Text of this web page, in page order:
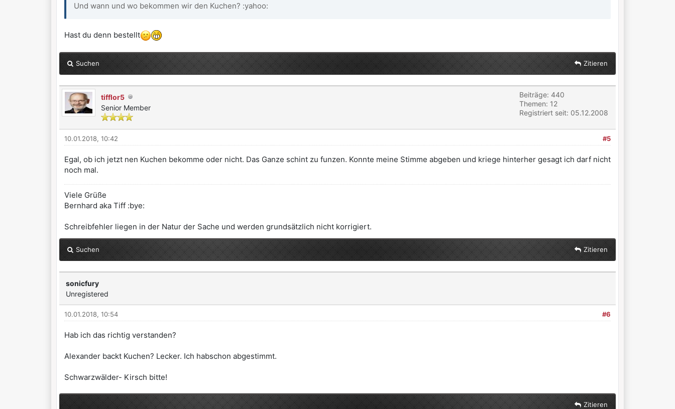
Und wann und wo bekommen wir den Kuchen? :yahoo:
Hast du denn bestellt
Suchen Zitieren
tifflor5
Senior Member
Beiträge: 440
Themen: 12
Registriert seit: 05.12.2008
#5
10.01.2018, 10:42
Egal, ob ich jetzt nen Kuchen bekomme oder nicht. Das Ganze schint zu funzen. Konnte meine Stimme abgeben und kriege hinterher gesagt ich darf nicht
noch mal.
Viele Grüße
Bernhard aka Tiff :bye:
Schreibfehler liegen in der Natur der Sache und werden grundsätzlich nicht korrigiert.
Suchen Zitieren
sonicfury
Unregistered
#6
10.01.2018, 10:54
Hab ich das richtig verstanden?
Alexander backt Kuchen? Lecker. Ich habschon abgestimmt.
Schwarzwälder- Kirsch bitte!
Zitieren